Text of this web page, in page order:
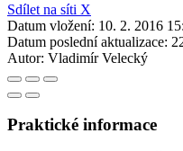
Sdílet na síti X
Datum vložení: 10. 2. 2016
Datum poslední aktualizace:
Autor: Vladimír Velecký
Praktické informace